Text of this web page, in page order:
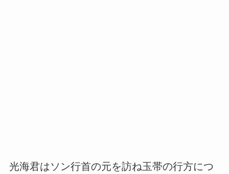
光海君はソン行首の元を訪ね玉帯の行方につ